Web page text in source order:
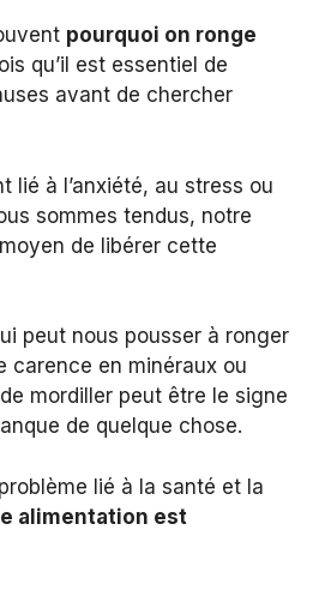
pourquoi on ronge
qu’il est essentiel de
avant de chercher
lié à l’anxiété, au stress ou
sommes tendus, notre
de libérer cette
peut nous pousser à ronger
carence en minéraux ou
mordiller peut être le signe
de quelque chose.
lié à la santé et la
alimentation est